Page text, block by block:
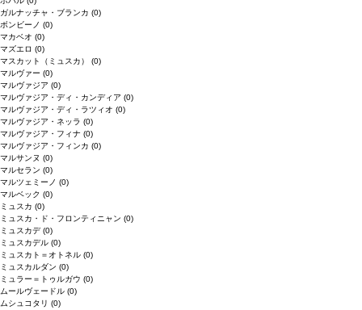
ガルナッチャ・ブランカ (0)
ボンビーノ (0)
マカベオ (0)
マズエロ (0)
マスカット（ミュスカ） (0)
マルヴァー (0)
マルヴァジア (0)
マルヴァジア・ディ・カンディア (0)
マルヴァジア・ディ・ラツィオ (0)
マルヴァジア・ネッラ (0)
マルヴァジア・フィナ (0)
マルヴァジア・フィンカ (0)
マルサンヌ (0)
マルセラン (0)
マルツェミーノ (0)
マルベック (0)
ミュスカ (0)
ミュスカ・ド・フロンティニャン (0)
ミュスカデ(0)
ミュスカデル (0)
ミュスカト＝オトネル (0)
ミュスカルダン (0)
ミュラー＝トゥルガウ (0)
ムールヴェードル (0)
ムシュコタリ (0)